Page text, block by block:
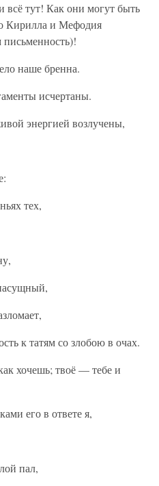
всё тут! Как они могут быть
Кирилла и Мефодия
письменность)!
наше бренна.
исчертаны.
энергией возлучены,
тех,
к татям со злобою в очах.
хочешь; твоё — тебе и
его в ответе я,
пал,